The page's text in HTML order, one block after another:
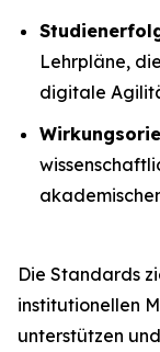
Lehrpläne,
digitale
Die Standards
institutionellen
unterstützen